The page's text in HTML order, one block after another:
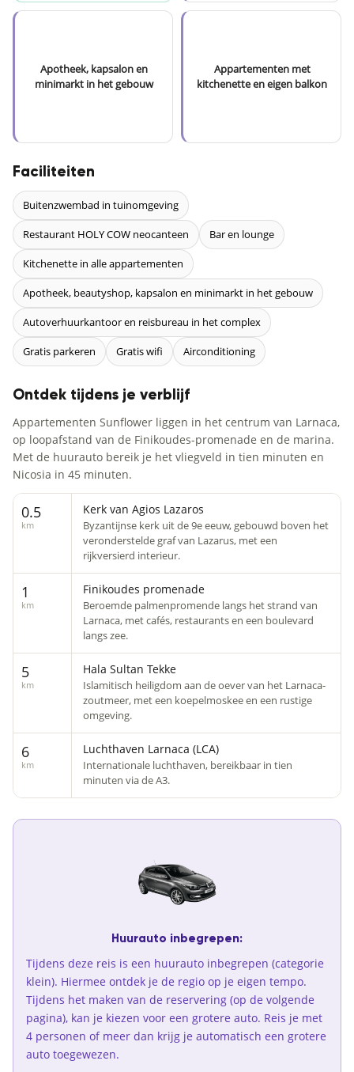
Apotheek, kapsalon en
minimarkt in het gebouw
Appartementen met
kitchenette en eigen balkon
Faciliteiten
Buitenzwembad in tuinomgeving
Restaurant HOLY COW neocanteen Bar en lounge
Kitchenette in alle appartementen
Apotheek, beautyshop, kapsalon en minimarkt in het gebouw
Autoverhuurkantoor en reisbureau in het complex
Gratis parkeren Gratis wifi Airconditioning
Ontdek tijdens je verblijf
Appartementen Sunflower liggen in het centrum van Larnaca,
op loopafstand van de Finikoudes-promenade en de marina.
Met de huurauto bereik je het vliegveld in tien minuten en
Nicosia in 45 minuten.
0.5
km
Kerk van Agios Lazaros
Byzantijnse kerk uit de 9e eeuw, gebouwd boven het
veronderstelde graf van Lazarus, met een
rijkversierd interieur.
1
km
Finikoudes promenade
Beroemde palmenpromende langs het strand van
Larnaca, met cafés, restaurants en een boulevard
langs zee.
5
km
Hala Sultan Tekke
Islamitisch heiligdom aan de oever van het Larnaca-
zoutmeer, met een koepelmoskee en een rustige
omgeving.
6
km
Luchthaven Larnaca (LCA)
Internationale luchthaven, bereikbaar in tien
minuten via de A3.
Huurauto inbegrepen:
Tijdens deze reis is een huurauto inbegrepen (categorie
klein). Hiermee ontdek je de regio op je eigen tempo.
Tijdens het maken van de reservering (op de volgende
pagina), kan je kiezen voor een grotere auto. Reis je met
4 personen of meer dan krijg je automatisch een grotere
auto toegewezen.